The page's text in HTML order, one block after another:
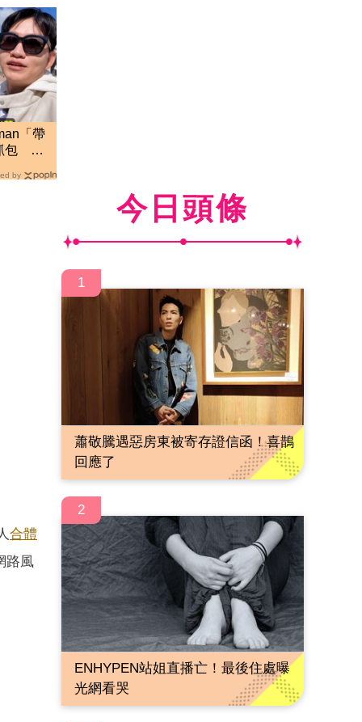
「帶
包 阿
by
合體
路風
今日頭條
1
蕭敬騰遇惡房東被寄存證信函！喜鵲
回應了
2
ENHYPEN站姐直播亡！最後住處曝
光網看哭